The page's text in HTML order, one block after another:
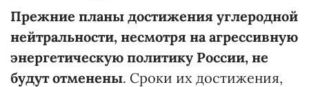
Прежние планы достижения углеродной
нейтральности, несмотря на агрессивную
энергетическую политику России, не
будут отменены. Сроки их достижения,